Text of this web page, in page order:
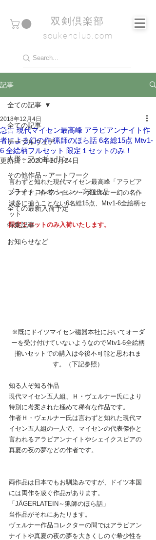
​双剣倶楽部
soukenclub.com
記事
全ての記事
テーブルウェア
人形～フィギュリン
その他作品～アートワーク
プラチナコレクション～高額作品
全ての最新入荷予定
特集記事
お知らせなど
全ての記事
急告 現代マイセン最高峰 アラビアンナイト作
者による幻の作 猟師のほら話 6名総15点 Mtv1-
6 全絵柄フルセット 限定１セットのみ！
2018年12月4日
更新日：2020年10月24日
言わずと知れた現代マイセン最高峰「アラビア
ンナイト」作者ハインツ・ヴェルナー幻の名作
滅多に揃うことない6名総15点、Mtv1-6全絵柄セ
ット
限定１セットのみ入荷いたします。
※既にドイツマイセン磁器本社においてオーダ
ーを受け付けていないようなのでMtv1-6全絵柄
揃いセットでの購入は今後不可能と思われま
す。（下記参照）
知る人ぞ知る作品
現代マイセン五人組、Ｈ・ヴェルナー氏により
特別に考案された極めて稀有な作品です。
作者Ｈ・ヴェルナー氏は言わずと知れた現代マ
イセン五人組の一人で、マイセンの代表傑作と
言われるアラビアンナイトやシェイクスピアの
真夏の夜の夢などの作者です。
両作品は日本でもお馴染みですが、ドイツ本国
には両作を凌ぐ作品があります。
「JÄGERLATEIN～猟師のほら話」
当作品がそれにあたります。
ヴェルナー作品コレクターの間ではアラビアン
ナイトや真夏の夜の夢を大きくしのぐ希少性を